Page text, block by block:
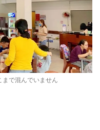
で混んでいません